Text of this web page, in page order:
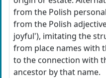
from the Polish
from the Polish
joyful'), imitating the
from place names with
to the connection with
ancestor by that name.